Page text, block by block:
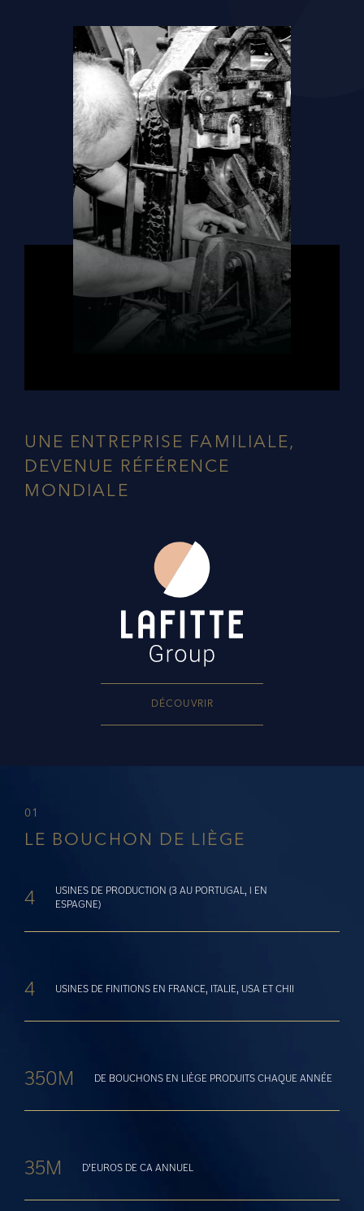
UNE ENTREPRISE FAMILIALE,
DEVENUE RÉFÉRENCE
MONDIALE
DÉCOUVRIR
01
LE BOUCHON DE LIÈGE
4
USINES DE PRODUCTION (3 AU PORTUGAL, 1 EN
ESPAGNE)
4 USINES DE FINITIONS EN FRANCE, ITALIE, USA ET CHII
350M DE BOUCHONS EN LIÈGE PRODUITS CHAQUE ANNÉE
35M D’EUROS DE CA ANNUEL